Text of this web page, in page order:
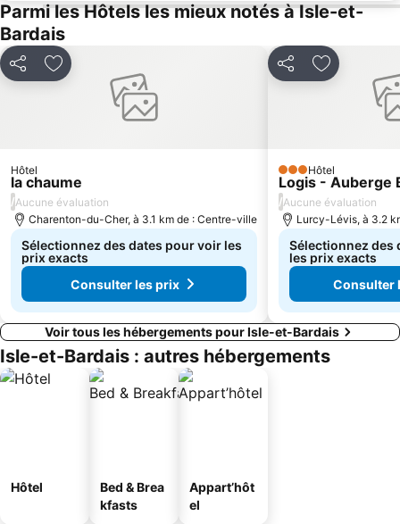
Parmi les Hôtels les mieux notés à Isle-et-
Bardais
PartagerAjouter à mes favoris
Hôtel
la chaume
/Aucune évaluation
Charenton-du-Cher, à 3.1 km de : Centre-ville
Sélectionnez des dates pour voir les
prix exacts
Consulter les prix
PartagerAjouter à
3 Étoiles
Hôtel
Logis - Auberge
/Aucune évaluation
Lurcy-Lévis, à 3.2
Sélectionnez des
les prix exacts
Consulter
Voir tous les hébergements pour Isle-et-Bardais
Isle-et-Bardais : autres hébergements
Hôtel
Bed & Brea
kfasts
Appart’hôt
el